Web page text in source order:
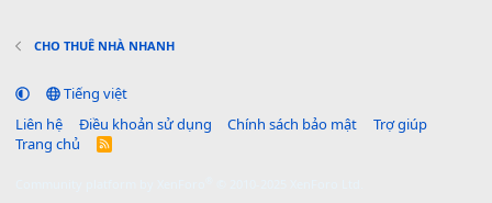
CHO THUÊ NHÀ NHANH
Tiếng việt
Liên hệ
Điều khoản sử dụng Chính sách bảo mật
Trợ giúp
Trang chủ
R